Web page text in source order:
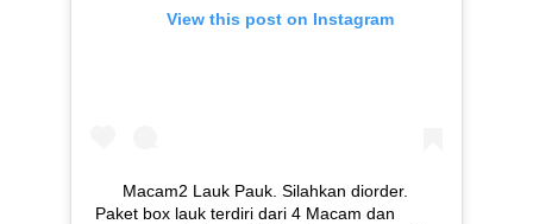
View this post on Instagram
Macam2 Lauk Pauk. Silahkan diorder.
Paket box lauk terdiri dari 4 Macam dan